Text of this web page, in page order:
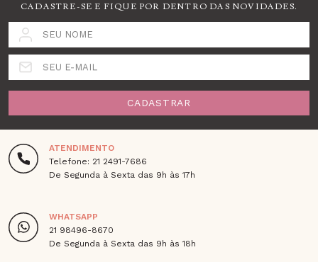
CADASTRE-SE E FIQUE POR DENTRO DAS NOVIDADES.
SEU NOME
SEU E-MAIL
CADASTRAR
ATENDIMENTO
Telefone: 21 2491-7686
De Segunda à Sexta das 9h às 17h
WHATSAPP
21 98496-8670
De Segunda à Sexta das 9h às 18h